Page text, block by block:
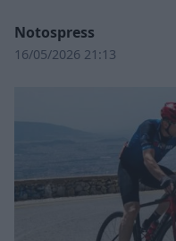
Notospress
16/05/2026 21:13